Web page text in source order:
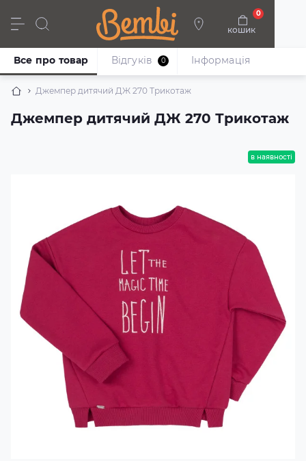
кошик
0
Дівчата Хлопці Немовлята Взуття
Джемпер дитячий ДЖ 270 Трикотаж
Джемпер дитячий ДЖ 270 Трикотаж
Все про товар Відгуків 0 Iнформація
в наявності